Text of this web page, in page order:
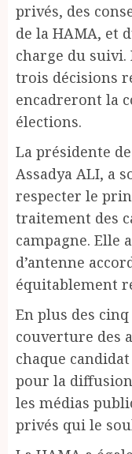
privés, des
de la HAMA, et
charge du
trois décisions
encadreront la
élections.
La présidente
Assadya ALI, a
respecter le
traitement des
campagne. Elle
d’antenne
équitablement
En plus des
couverture des
chaque
pour la
les médias
privés qui le